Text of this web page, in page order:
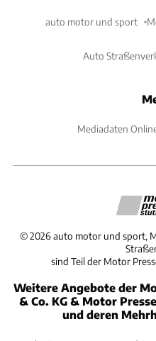
auto motor und sport
Auto
Mediadaten
©2026 auto motor und sport,
sind Teil der Motor
Weitere Angebote der
& Co. KG & Motor
und deren